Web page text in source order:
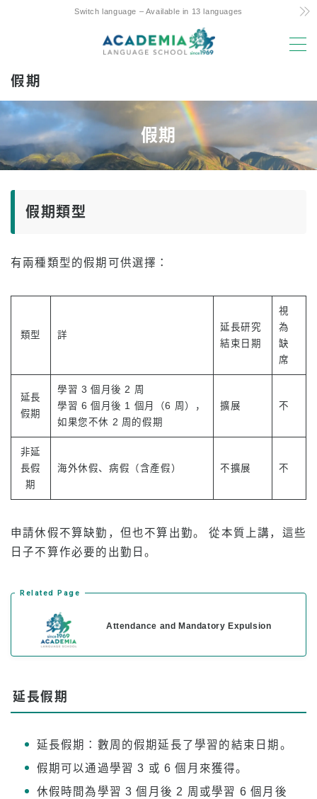
Switch language – Available in 13 languages
低成本！ 承諾與秘訣
夏威夷唯一的每周 4 天課程
親子留學友好支援
經驗豐富的師資力量
升入大學
推薦
專案概覽
中級
高級水準
商務英語
費用
持有F-1簽證的新生學費
在校學生和學生簽證（F-1簽證）持有人的學費
住宿費
應用
申請流程
退款政策
網上申請表格
假期
假期
假期類型
有兩種類型的假期可供選擇：
類型 詳
延長研究
結束日期
視
為
缺
席
延長
假期
學習 3 個月後 2 周
學習 6 個月後 1 個月（6 周），
如果您不休 2 周的假期
擴展 不
非延
長假
期
海外休假、病假（含產假） 不擴展 不
申請休假不算缺勤，但也不算出勤。 從本質上講，這些
日子不算作必要的出勤日。
Related Page
Attendance and Mandatory Expulsion
延長假期
延長假期：數周的假期延長了學習的結束日期。
假期可以通過學習 3 或 6 個月來獲得。
休假時間為學習 3 個月後 2 周或學習 6 個月後